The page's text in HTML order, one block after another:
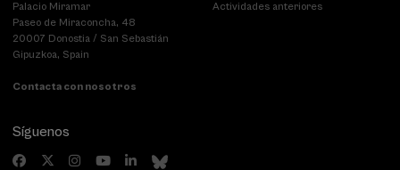
Palacio Miramar
Paseo de Miraconcha, 48
20007 Donostia / San Sebastián
Gipuzkoa, Spain
Contacta con nosotros
Actividades anteriores
Síguenos